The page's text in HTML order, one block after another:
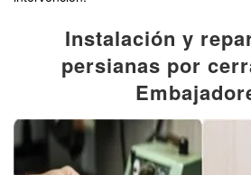
Instalación y
persianas por